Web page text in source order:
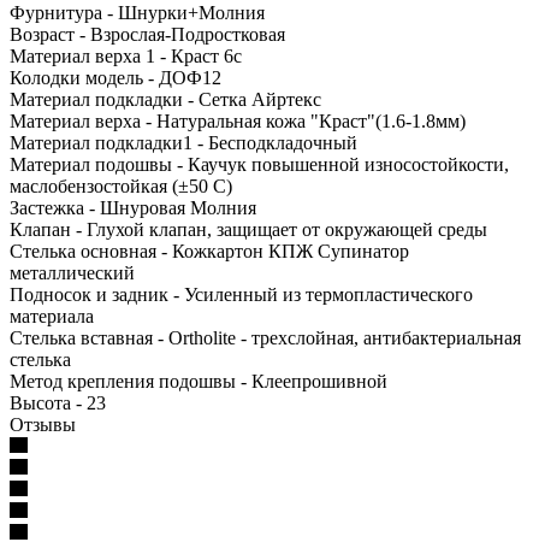
Фурнитура - Шнурки+Молния
Возраст - Взрослая-Подростковая
Материал верха 1 - Краст 6с
Колодки модель - ДОФ12
Материал подкладки - Сетка Айртекс
Материал верха - Натуральная кожа "Краст"(1.6-1.8мм)
Материал подкладки1 - Бесподкладочный
Материал подошвы - Каучук повышенной износостойкости,
маслобензостойкая (±50 С)
Застежка - Шнуровая Молния
Клапан - Глухой клапан, защищает от окружающей среды
Стелька основная - Кожкартон КПЖ Супинатор
металлический
Подносок и задник - Усиленный из термопластического
материала
Стелька вставная - Ortholite - трехслойная, антибактериальная
стелька
Метод крепления подошвы - Клеепрошивной
Высота - 23
Отзывы